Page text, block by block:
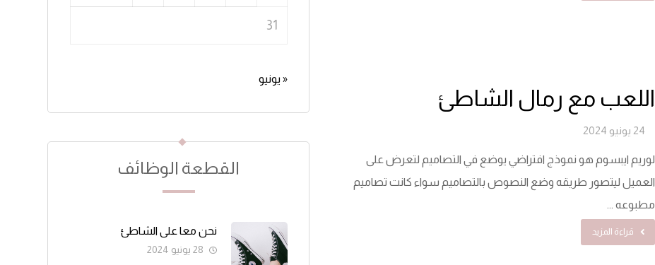
اللعب مع رمال الشاطئ
24 يونيو 2024
لوريم ايبسوم هو نموذج افتراضي يوضع في التصاميم لتعرض على
العميل ليتصور طريقه وضع النصوص بالتصاميم سواء كانت تصاميم
مطبوعه ...
قراءة المزيد
31
« يونيو
القطعة الوظائف
نحن معا على الشاطئ
28 يونيو 2024